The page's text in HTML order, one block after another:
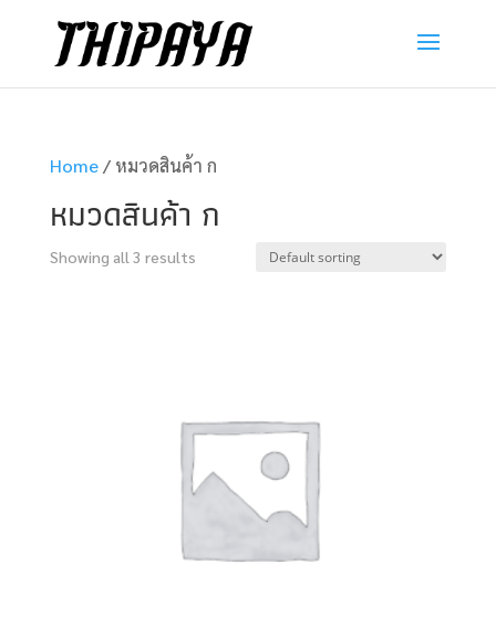
Home/ หมวดสินค้า ก
หมวดสินค้า ก
Showing all 3 results